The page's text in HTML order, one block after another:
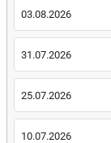
03.08.2026
31.07.2026
25.07.2026
10.07.2026